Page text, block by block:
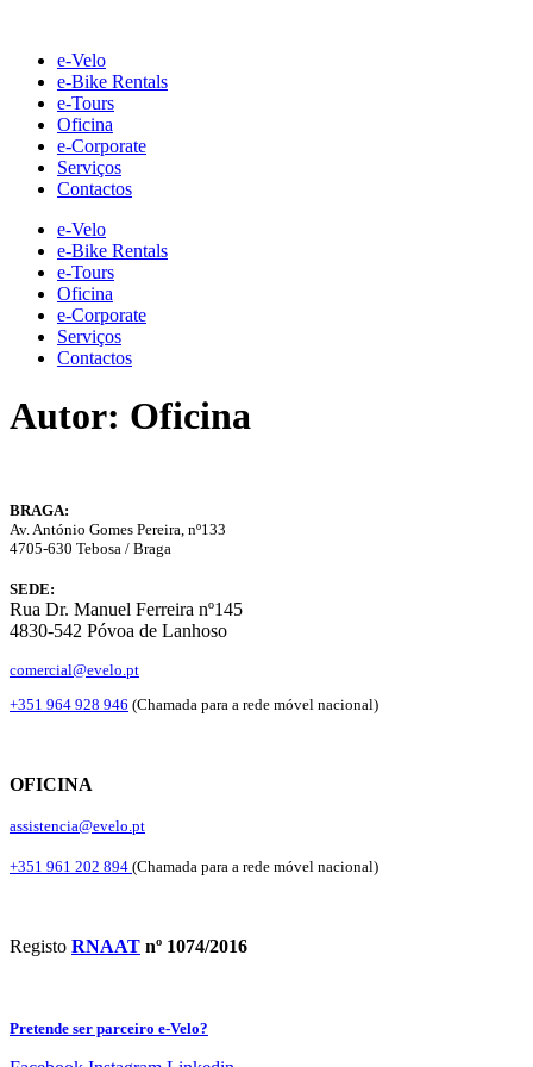
contente-Velo
e-Bike Rentals
e-Tours
Oficina
e-Corporate
Serviços
Contactos
e-Velo
e-Bike Rentals
e-Tours
Oficina
e-Corporate
Serviços
Contactos
Autor: Oficina
BRAGA:
Av. António Gomes Pereira, nº133
4705-630 Tebosa / Braga
SEDE:
Rua Dr. Manuel Ferreira nº145
4830-542 Póvoa de Lanhoso
comercial@evelo.pt
+351 964 928 946 (Chamada para a rede móvel nacional)
OFICINA
assistencia@evelo.pt
+351 961 202 894 (Chamada para a rede móvel nacional)
Registo RNAAT nº 1074/2016
Pretende ser parceiro e-Velo?